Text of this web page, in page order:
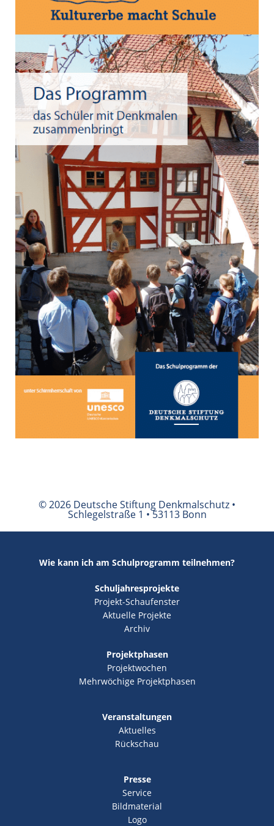
© 2026 Deutsche Stiftung Denkmalschutz •
Schlegelstraße 1 • 53113 Bonn
Wie kann ich am Schulprogramm teilnehmen?
Schuljahresprojekte
Projekt-Schaufenster
Aktuelle Projekte
Archiv
Projektphasen
Projektwochen
Mehrwöchige Projektphasen
Veranstaltungen
Aktuelles
Rückschau
Presse
Service
Bildmaterial
Logo